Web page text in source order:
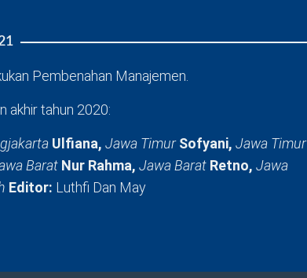
Pembenahan Manajemen.
akhir tahun 2020:
Ulfiana, Jawa TimurSofyani, Jawa Timur
Barat Nur Rahma, Jawa Barat Retno, Jawa
Editor: Luthfi Dan May